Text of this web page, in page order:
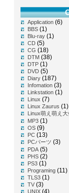
Application (6)
BBS (1)
Blu-ray (1)
CD (5)
CG (18)
DTM (38)
DTP (1)
DVD (5)
Diary (187)
Infomation (3)
Linkstation (1)
Linux (7)
Linux Zaurus (1)
Linux萌え萌え
MP3 (1)
OS (9)
PC (13)
PCパーツ (3)
PDA (5)
PHS (2)
PS3 (1)
Programing (11)
TLS3 (1)
TV (3)
UNIX (4)